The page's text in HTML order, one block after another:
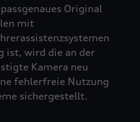
Original
mit
ist, wird die an der
Kamera neu
fehlerfreie Nutzung
sichergestellt.